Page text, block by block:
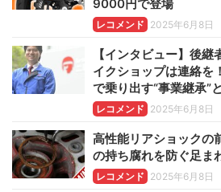
9000円で登場
レコメンド 2025年6月8日
【インタビュー】後
イクショップは連絡を
で乗り出す“事業継承”
レコメンド 2025年6月8日
高性能リアショックの
の持ち腐れを防ぐ足ま
レコメンド 2025年6月8日